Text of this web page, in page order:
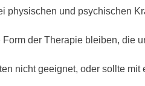
physischen und psychischen
der Therapie bleiben, die
nicht geeignet, oder sollte mit